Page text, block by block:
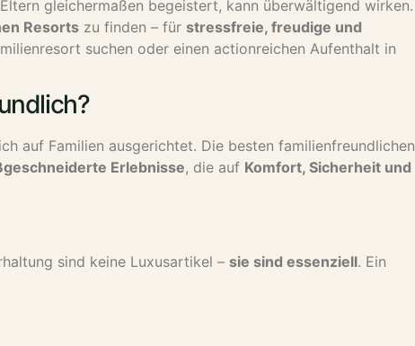
gleichermaßen begeistert, kann überwältigend wirken.
Resorts zu finden – für stressfreie, freudige und
suchen oder einen actionreichen Aufenthalt in
auf Familien ausgerichtet. Die besten familienfreundlichen
Erlebnisse, die auf Komfort, Sicherheit und
sind keine Luxusartikel – sie sind essenziell. Ein